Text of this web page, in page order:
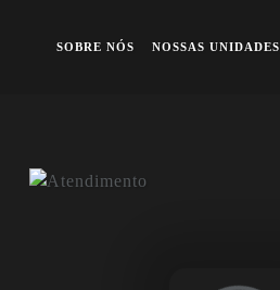
Previous
SOBRE NÓS NOSSAS UNIDADES